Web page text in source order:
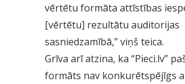
vērtētu formāta attīstības
[vērtētu] rezultātu auditorijas
sasniedzamībā,” viņš teica.
Grīva arī atzina, ka “Pieci.lv”
formāts nav konkurētspējīgs